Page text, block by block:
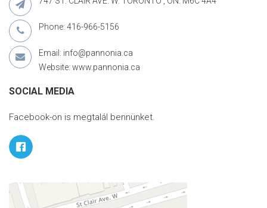
Phone: 416-966-5156
Email: info@pannonia.ca
Website: www.pannonia.ca
SOCIAL MEDIA
Facebook-on is megtalál bennünket.